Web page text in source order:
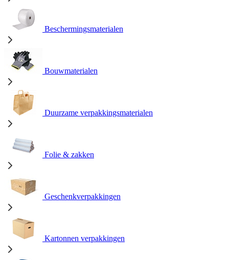
Beschermingsmaterialen
Bouwmaterialen
Duurzame verpakkingsmaterialen
Folie & zakken
Geschenkverpakkingen
Kartonnen verpakkingen